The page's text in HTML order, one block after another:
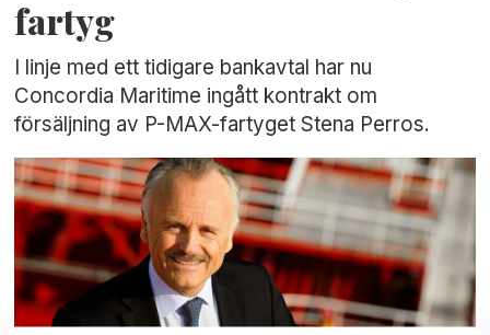
fartyg
I linje med ett tidigare bankavtal har nu
Concordia Maritime ingått kontrakt om
försäljning av P-MAX-fartyget Stena Perros.